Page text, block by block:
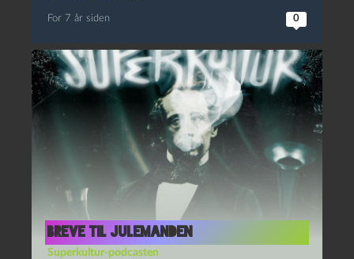
For 7 år siden 0
Breve til Julemanden
Superkultur-podcasten